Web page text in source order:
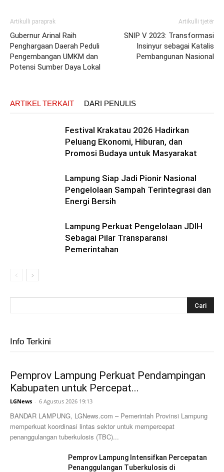
Artikulli paraprak
Gubernur Arinal Raih
Penghargaan Daerah Peduli
Pengembangan UMKM dan
Potensi Sumber Daya Lokal
Artikulli tjetër
SNIP V 2023: Transformasi
Insinyur sebagai Katalis
Pembangunan Nasional
ARTIKEL TERKAIT DARI PENULIS
Festival Krakatau 2026 Hadirkan
Peluang Ekonomi, Hiburan, dan
Promosi Budaya untuk Masyarakat
Lampung Siap Jadi Pionir Nasional
Pengelolaan Sampah Terintegrasi dan
Energi Bersih
Lampung Perkuat Pengelolaan JDIH
Sebagai Pilar Transparansi
Pemerintahan
Info Terkini
Pemprov Lampung Perkuat Pendampingan
Kabupaten untuk Percepat...
LGNews - 6 Agustus 2026 19:13
BANDAR LAMPUNG, LGNews.com – Pemerintah Provinsi Lampung
memperkuat koordinasi lintas sektor untuk mempercepat
penanggulangan tuberkulosis (TBC)...
Pemprov Lampung Intensifkan Percepatan
Penanggulangan Tuberkulosis di